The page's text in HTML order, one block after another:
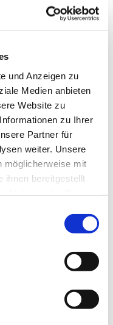
und Anzeigen zu
Medien anbieten
Website zu
zu Ihrer
Partner für
weiter. Unsere
möglicherweise mit
ihnen bereitgestellt
10:00